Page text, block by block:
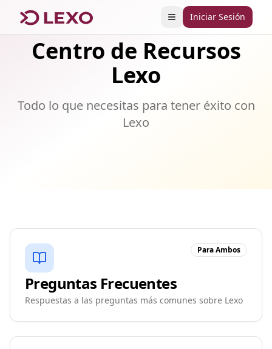
Abrir menú
Iniciar Sesión
Centro de Recursos
Lexo
Todo lo que necesitas para tener éxito con
Lexo
Recursos disponibles
Para Ambos
Preguntas Frecuentes
Respuestas a las preguntas más comunes sobre Lexo